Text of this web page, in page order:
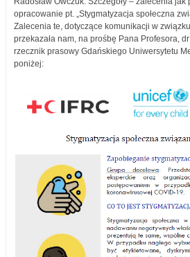
opracowanie pt. „Stygmatyzacja społeczna
Zalecenia te, dotyczące komunikacji w
przekazała nam, na prośbę Pana Profesora,
rzecznik prasowy Gdańskiego Uniwersytetu
poniżej: